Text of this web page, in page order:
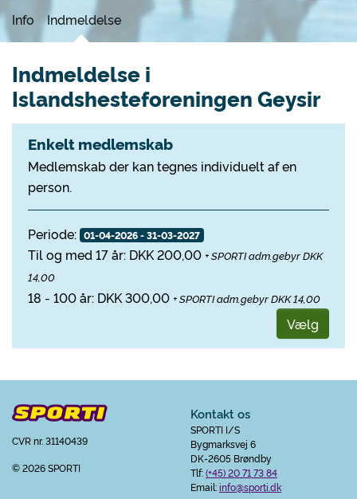
Info Indmeldelse
Indmeldelse i
Islandshesteforeningen Geysir
Enkelt medlemskab
Medlemskab der kan tegnes individuelt af en
person.
Periode: 01-04-2026 - 31-03-2027
Til og med 17 år: DKK 200,00 + SPORTI adm.gebyr DKK
14,00
18 - 100 år: DKK 300,00 + SPORTI adm.gebyr DKK 14,00
Vælg
CVR nr. 31140439
© 2026 SPORTI
Kontakt os
SPORTI I/S
Bygmarksvej 6
DK-2605 Brøndby
Tlf:(+45) 20 71 73 84
Email:info@sporti.dk